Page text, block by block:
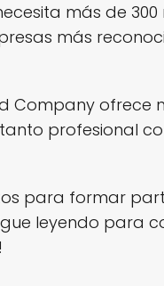
más de 300
más
Company ofrece
profesional
para formar
leyendo para